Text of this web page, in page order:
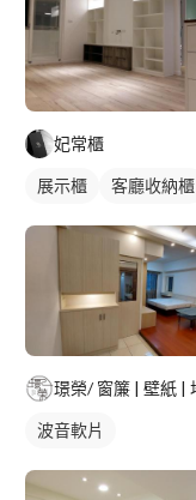
妃常櫃
展示櫃 客廳收納櫃
波音軟片